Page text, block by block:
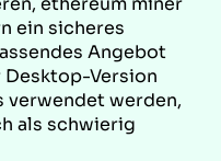
ein sicheres
Angebot
Version
verwendet werden,
als schwierig